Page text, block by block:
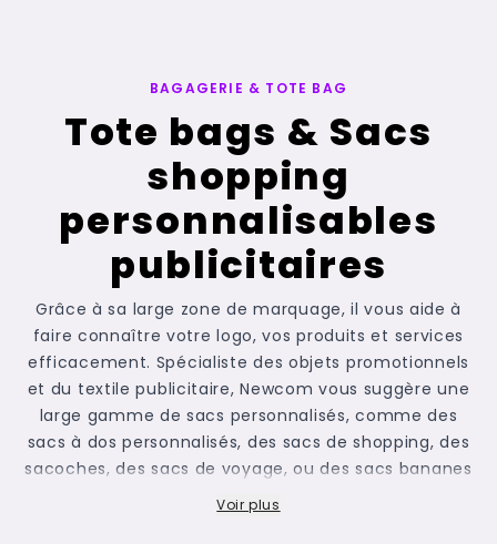
BAGAGERIE & TOTE BAG
Tote bags & Sacs
shopping
personnalisables
publicitaires
Grâce à sa large zone de marquage, il vous aide à
faire connaître votre logo, vos produits et services
efficacement. Spécialiste des objets promotionnels
et du textile publicitaire, Newcom vous suggère une
large gamme desacs personnalisés, comme des
sacs à dos personnalisés, des sacs de shopping, des
sacoches, des sacs de voyage, ou dessacs bananes
En tant que
Voir plus